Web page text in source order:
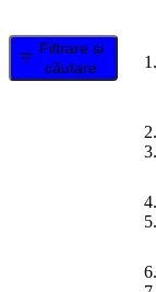
Filtrare și
căutare